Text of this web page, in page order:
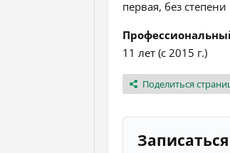
первая, без степени
11 лет (с 2015 г.)
Поделиться